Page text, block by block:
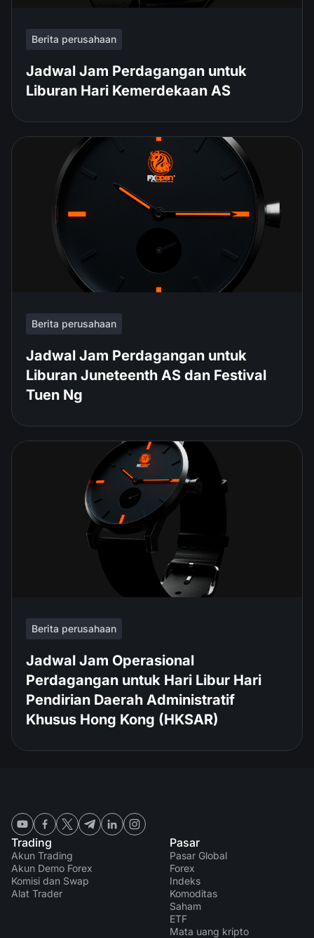
Berita perusahaan
Jadwal Jam Perdagangan untuk
Liburan Hari Kemerdekaan AS
Berita perusahaan
Jadwal Jam Perdagangan untuk
Liburan Juneteenth AS dan Festival
Tuen Ng
Berita perusahaan
Jadwal Jam Operasional
Perdagangan untuk Hari Libur Hari
Pendirian Daerah Administratif
Khusus Hong Kong (HKSAR)
Trading
Akun Trading
Akun Demo Forex
Komisi dan Swap
Alat Trader
Pasar
Pasar Global
Forex
Indeks
Komoditas
Saham
ETF
Mata uang kripto